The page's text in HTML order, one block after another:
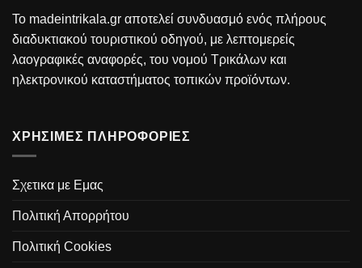
Το madeintrikala.gr αποτελεί συνδυασμό ενός πλήρους
διαδυκτιακού τουριστικού οδηγού, με λεπτομερείς
λαογραφικές αναφορές, του νομού Τρικάλων και
ηλεκτρονικού καταστήματος τοπικών προϊόντων.
ΧΡΗΣΙΜΕΣ ΠΛΗΡΟΦΟΡΙΕΣ
Σχετικα με Εμας
Πολιτική Απορρήτου
Πολιτική Cookies